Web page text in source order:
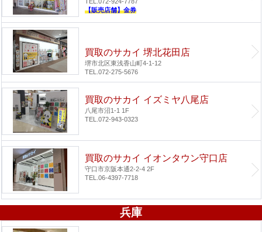
【販売店舗】金券
買取のサカイ 堺北花田店
堺市北区東浅香山町4-1-12
TEL.072-275-5676
買取のサカイ イズミヤ八尾店
八尾市沼1-1 1F
TEL.072-943-0323
買取のサカイ イオンタウン守口店
守口市京阪本通2-2-4 2F
TEL.06-4397-7718
兵庫